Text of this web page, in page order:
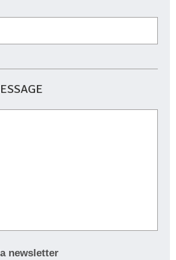
newsletter